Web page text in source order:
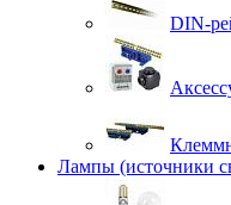
DIN-
Лампы (источники